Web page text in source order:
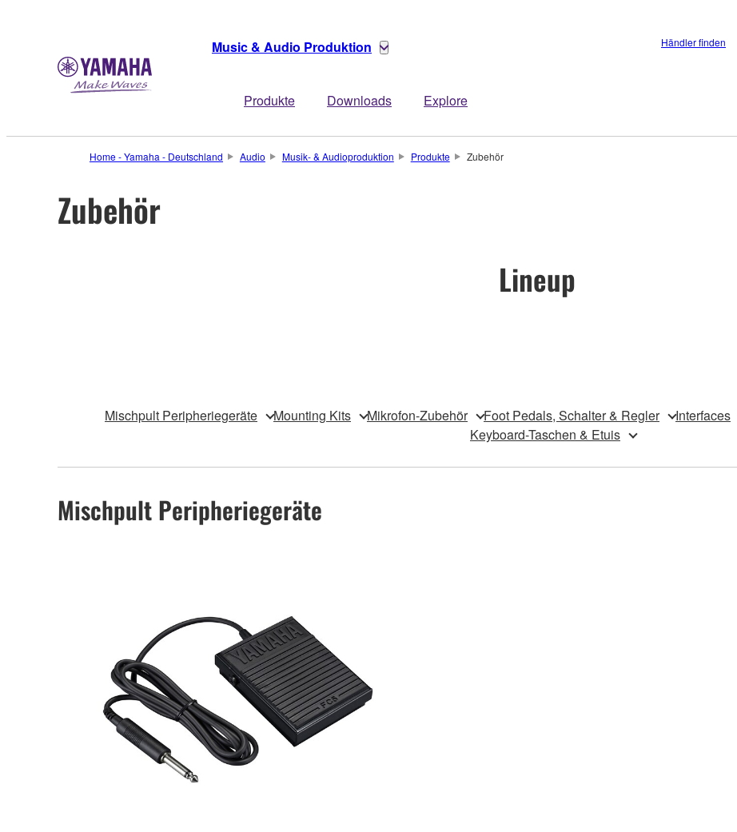
Music & Audio Produktion
Produkte Downloads Explore
Händler finden
Home - Yamaha - Deutschland Audio Musik- & Audioproduktion Produkte Zubehör
Zubehör
Lineup
Mischpult Peripheriegeräte Mounting Kits Mikrofon-Zubehör Foot Pedals, Schalter & Regler Interfaces
Keyboard-Taschen & Etuis
Mischpult Peripheriegeräte